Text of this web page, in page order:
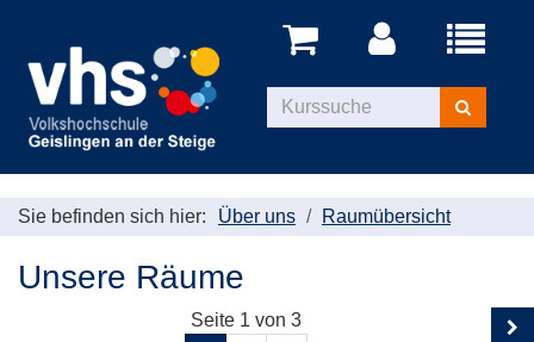
Menü
Kurse
suchen
Sie befinden sich hier: Über uns Raumübersicht
Unsere Räume
Seite 1 von 3